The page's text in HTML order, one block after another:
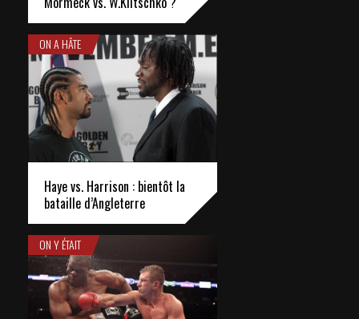
ON A HÂTE
Haye vs. Harrison : bientôt la
bataille d’Angleterre
ON Y ÉTAIT